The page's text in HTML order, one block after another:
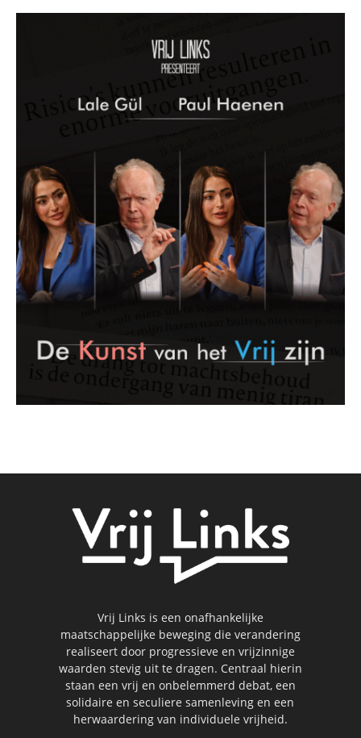
Vrij Links is een onafhankelijke
maatschappelijke beweging die verandering
realiseert door progressieve en vrijzinnige
waarden stevig uit te dragen. Centraal hierin
staan een vrij en onbelemmerd debat, een
solidaire en seculiere samenleving en een
herwaardering van individuele vrijheid.